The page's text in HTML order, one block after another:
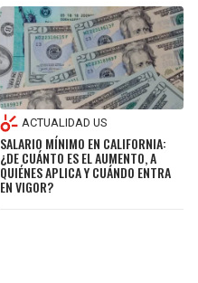
ACTUALIDAD US
SALARIO MÍNIMO EN CALIFORNIA:
¿DE CUÁNTO ES EL AUMENTO, A
QUIÉNES APLICA Y CUÁNDO ENTRA
EN VIGOR?